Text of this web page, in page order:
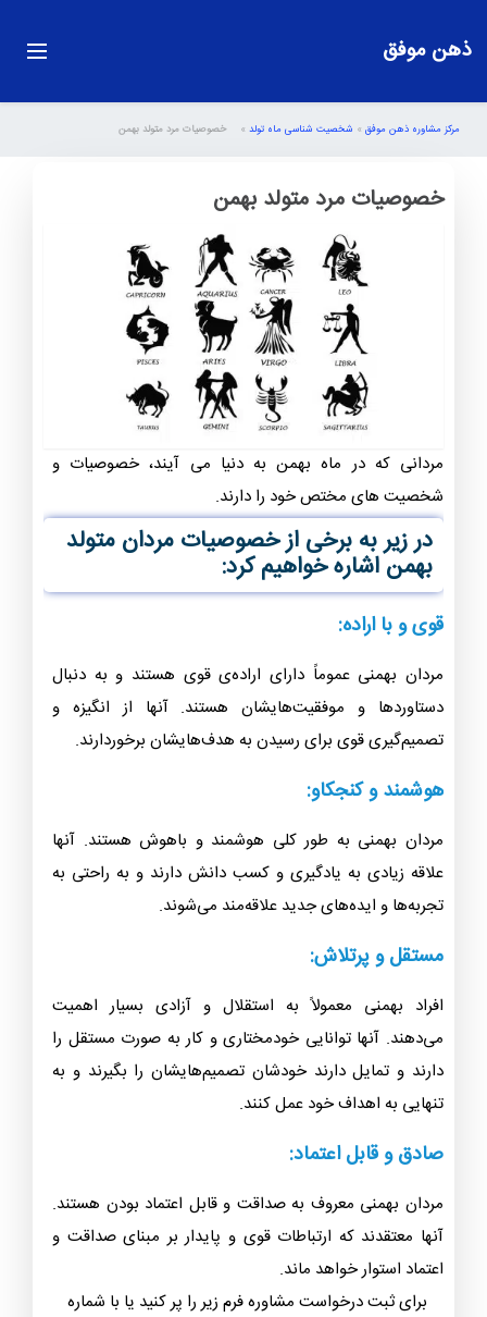
ذهن موفق
مرکز مشاوره ذهن موفق » شخصیت شناسی ماه تولد » خصوصیات مرد متولد بهمن
خصوصیات مرد متولد بهمن
مردانی که در ماه بهمن به دنیا می آیند، خصوصیات و
شخصیت های مختص خود را دارند.
در زیر به برخی از خصوصیات مردان متولد
بهمن اشاره خواهیم کرد:
قوی و با اراده:
مردان بهمنی عموماً دارای اراده‌ی قوی هستند و به دنبال
دستاوردها و موفقیت‌هایشان هستند. آنها از انگیزه و
تصمیم‌گیری قوی برای رسیدن به هدف‌هایشان برخوردارند.
هوشمند و کنجکاو:
مردان بهمنی به طور کلی هوشمند و باهوش هستند. آنها
علاقه زیادی به یادگیری و کسب دانش دارند و به راحتی به
تجربه‌ها و ایده‌های جدید علاقه‌مند می‌شوند.
مستقل و پرتلاش:
افراد بهمنی معمولاً به استقلال و آزادی بسیار اهمیت
می‌دهند. آنها توانایی خودمختاری و کار به صورت مستقل را
دارند و تمایل دارند خودشان تصمیم‌هایشان را بگیرند و به
تنهایی به اهداف خود عمل کنند.
صادق و قابل اعتماد:
مردان بهمنی معروف به صداقت و قابل اعتماد بودن هستند.
آنها معتقدند که ارتباطات قوی و پایدار بر مبنای صداقت و
اعتماد استوار خواهد ماند.
برای ثبت درخواست مشاوره فرم زیر را پر کنید یا با شماره